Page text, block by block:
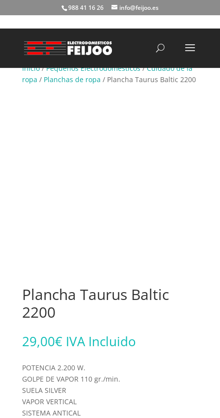
988 41 16 26 info@feijoo.es
Inicio/Pequeños Electrodomésticos/Cuidado de la
ropa / Planchas de ropa / Plancha Taurus Baltic 2200
Plancha Taurus Baltic
2200
29,00€ IVA Incluido
POTENCIA 2.200 W.
GOLPE DE VAPOR 110 gr./min.
SUELA SILVER
VAPOR VERTICAL
SISTEMA ANTICAL